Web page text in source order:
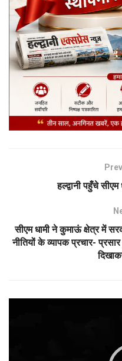
हल्द्वानी पहुँचे
सीएम धामी ने कुमाऊं क्षेत्र में
नीतियों के व्यापक प्रचार-